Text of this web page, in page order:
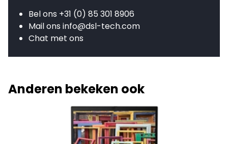
Bel ons +31 (0) 85 301 8906
Mail ons info@dsl-tech.com
Chat met ons
Anderen bekeken ook